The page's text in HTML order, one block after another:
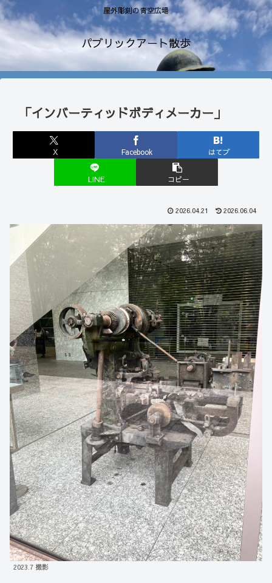
屋外彫刻の青空広場
パブリックアート散歩
「インバーティッドボディメーカー」
X Facebook はてブ
LINE コピー
2026.04.21 2026.06.04
2023.7 撮影